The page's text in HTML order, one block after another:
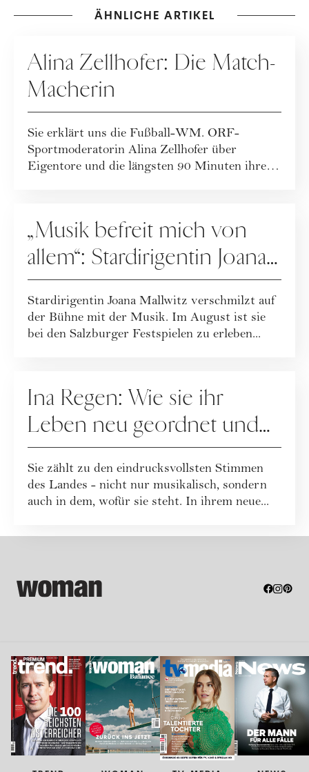
ÄHNLICHE ARTIKEL
Alina Zellhofer: Die Match-
Macherin
Sie erklärt uns die Fußball-WM. ORF-
Sportmoderatorin Alina Zellhofer über
Eigentore und die längsten 90 Minuten ihres
„Musik befreit mich von
allem“: Stardirigentin Joana
Mallwitz im Interview
Stardirigentin Joana Mallwitz verschmilzt auf
der Bühne mit der Musik. Im August ist sie
bei den Salzburger Festspielen zu erleben...
Ina Regen: Wie sie ihr
Leben neu geordnet und
zu sich selbst gefunden hat
Sie zählt zu den eindrucksvollsten Stimmen
des Landes - nicht nur musikalisch, sondern
auch in dem, wofür sie steht. In ihrem neue...